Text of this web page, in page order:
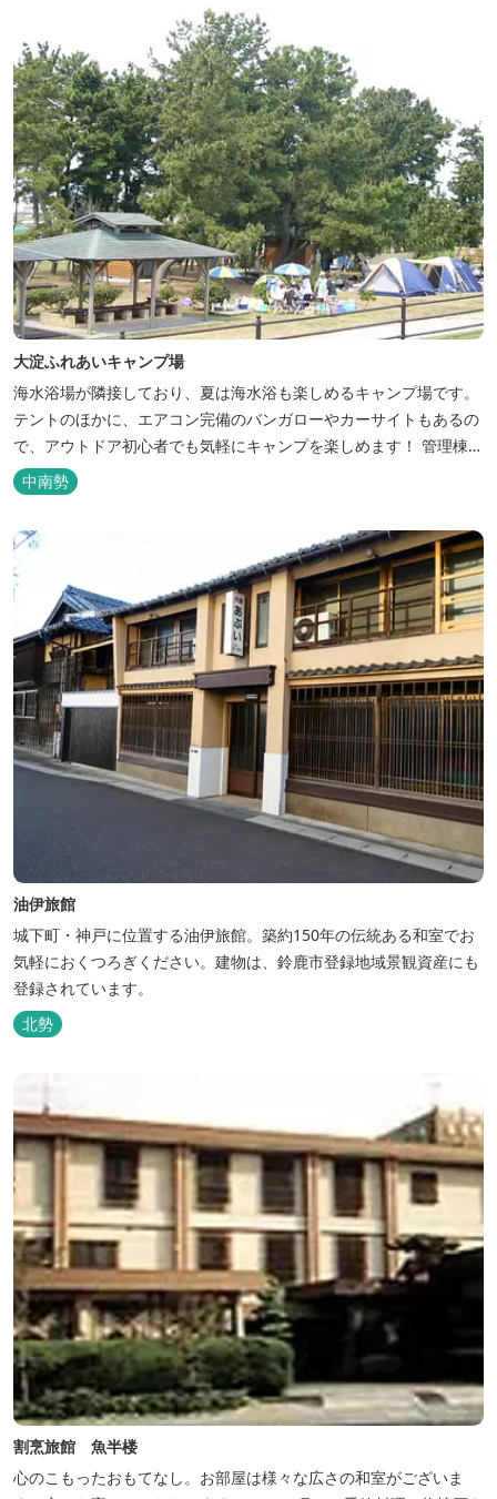
大淀ふれあいキャンプ場
海水浴場が隣接しており、夏は海水浴も楽しめるキャンプ場です。
テントのほかに、エアコン完備のバンガローやカーサイトもあるの
で、アウトドア初心者でも気軽にキャンプを楽しめます！ 管理棟、
水道、冷水シャワー、温水シャワー（有料）、共同休憩所、炊事
場、水洗トイレ、毛布（有料）、駐車場（宿泊の場合は無料、デイ
中南勢
油伊旅館
城下町・神戸に位置する油伊旅館。築約150年の伝統ある和室でお
気軽におくつろぎください。建物は、鈴鹿市登録地域景観資産にも
登録されています。
北勢
割烹旅館 魚半楼
心のこもったおもてなし。お部屋は様々な広さの和室がございま